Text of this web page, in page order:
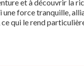
et à découvrir la
une force tranquille,
qui le rend